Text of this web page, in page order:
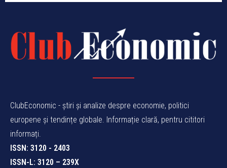
ClubEconomic - știri și analize despre economie, politici
europene și tendințe globale. Informație clară, pentru cititori
informați.
ISSN: 3120 - 2403
ISSN-L: 3120 – 239X